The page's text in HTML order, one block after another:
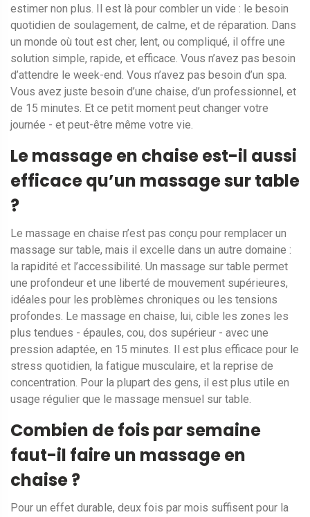
estimer non plus. Il est là pour combler un vide : le besoin
quotidien de soulagement, de calme, et de réparation. Dans
un monde où tout est cher, lent, ou compliqué, il offre une
solution simple, rapide, et efficace. Vous n’avez pas besoin
d’attendre le week-end. Vous n’avez pas besoin d’un spa.
Vous avez juste besoin d’une chaise, d’un professionnel, et
de 15 minutes. Et ce petit moment peut changer votre
journée - et peut-être même votre vie.
Le massage en chaise est-il aussi
efficace qu’un massage sur table
?
Le massage en chaise n’est pas conçu pour remplacer un
massage sur table, mais il excelle dans un autre domaine :
la rapidité et l’accessibilité. Un massage sur table permet
une profondeur et une liberté de mouvement supérieures,
idéales pour les problèmes chroniques ou les tensions
profondes. Le massage en chaise, lui, cible les zones les
plus tendues - épaules, cou, dos supérieur - avec une
pression adaptée, en 15 minutes. Il est plus efficace pour le
stress quotidien, la fatigue musculaire, et la reprise de
concentration. Pour la plupart des gens, il est plus utile en
usage régulier que le massage mensuel sur table.
Combien de fois par semaine
faut-il faire un massage en
chaise ?
Pour un effet durable, deux fois par mois suffisent pour la